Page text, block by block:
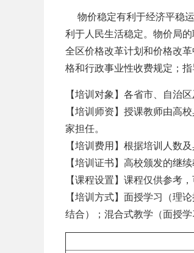
物价稳定有利于经济平稳运
利于人民生活稳定。物价局
全区价格改革计划和价格改
格和行政事业性收费规定；
【培训对象】各省市、自治
【培训师资】授课教师由高
家担任。
【培训费用】根据培训人数
【培训证书】高校颁发的继续
【课程设置】课程仅供参考
【培训方式】面授学习（理
结合）；混合式教学（面授学